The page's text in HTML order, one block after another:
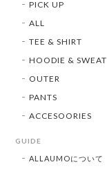
PICK UP
ALL
TEE & SHIRT
HOODIE & SWEAT
OUTER
PANTS
ACCESOORIES
GUIDE
ALLAUMOについて